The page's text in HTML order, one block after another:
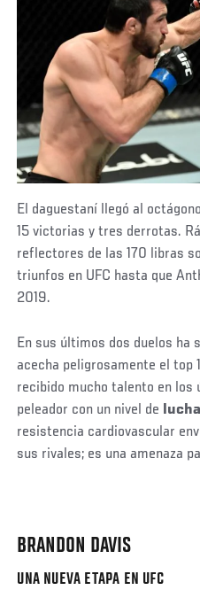
El daguestaní llegó al
15 victorias y tres derrotas.
reflectores de las 170 libras
triunfos en UFC hasta que
2019.
En sus últimos dos duelos ha
acecha peligrosamente el top
recibido mucho talento en los
peleador con un nivel de lucha
resistencia cardiovascular
sus rivales; es una amenaza
BRANDON DAVIS
UNA NUEVA ETAPA EN UFC